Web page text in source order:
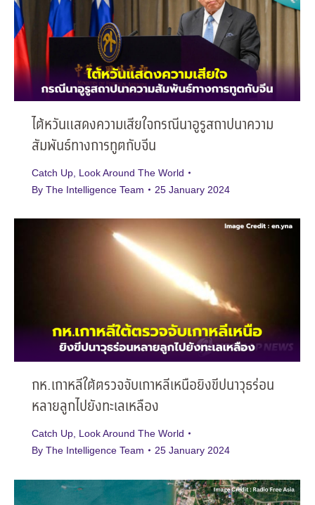
ไต้หวันแสดงความเสียใจกรณีนาอูรูสถาปนาความ
สัมพันธ์ทางการทูตกับจีน
Catch Up Look Around The World
By The Intelligence Team 25 January 2024
กห.เกาหลีใต้ตรวจจับเกาหลีเหนือยิงขีปนาวุธร่อน
หลายลูกไปยังทะเลเหลือง
Catch Up Look Around The World
By The Intelligence Team 25 January 2024